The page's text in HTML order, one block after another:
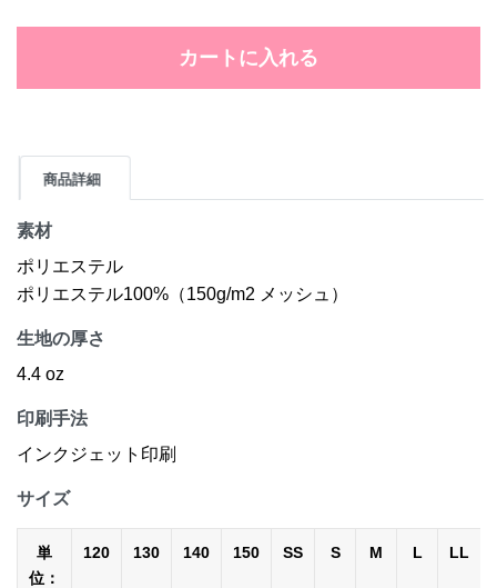
カートに入れる
商品詳細
素材
ポリエステル
ポリエステル100%（150g/m2 メッシュ）
生地の厚さ
4.4 oz
印刷手法
インクジェット印刷
サイズ
単
位：
120 130 140 150 SS S M L LL